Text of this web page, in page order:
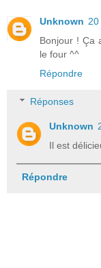
Unknown
Bonjour ! Ça
le four ^^
Répondre
Réponses
Unknown
Il est
Répondre